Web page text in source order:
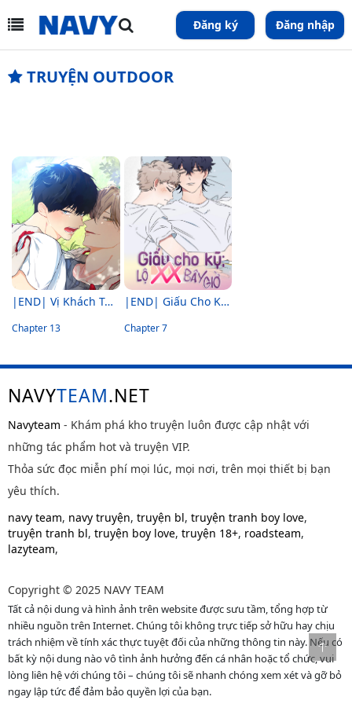
Đăng ký Đăng nhập
TRUYỆN OUTDOOR
|END| Vị Khách Từ Căn Nhà Phía Sau
Chapter 13
|END| Giấu Cho Kỹ, Lộ Chim Bé Bây Giờ!!
Chapter 7
NAVYTEAM.NET
Navyteam - Khám phá kho truyện luôn được cập nhật với
những tác phẩm hot và truyện VIP.
Thỏa sức đọc miễn phí mọi lúc, mọi nơi, trên mọi thiết bị bạn
yêu thích.
navy team, navy truyện, truyện bl, truyện tranh boy love,
truyện tranh bl, truyện boy love, truyện 18+, roadsteam,
lazyteam,
Copyright © 2025 NAVY TEAM
Tất cả nội dung và hình ảnh trên website được sưu tầm, tổng hợp từ
nhiều nguồn trên Internet. Chúng tôi không trực tiếp sở hữu hay chịu
trách nhiệm về tính xác thực tuyệt đối của những thông tin này. Nếu có
bất kỳ nội dung nào vô tình ảnh hưởng đến cá nhân hoặc tổ chức, vui
lòng liên hệ với chúng tôi – chúng tôi sẽ nhanh chóng xem xét và gỡ bỏ
ngay lập tức để đảm bảo quyền lợi của bạn.